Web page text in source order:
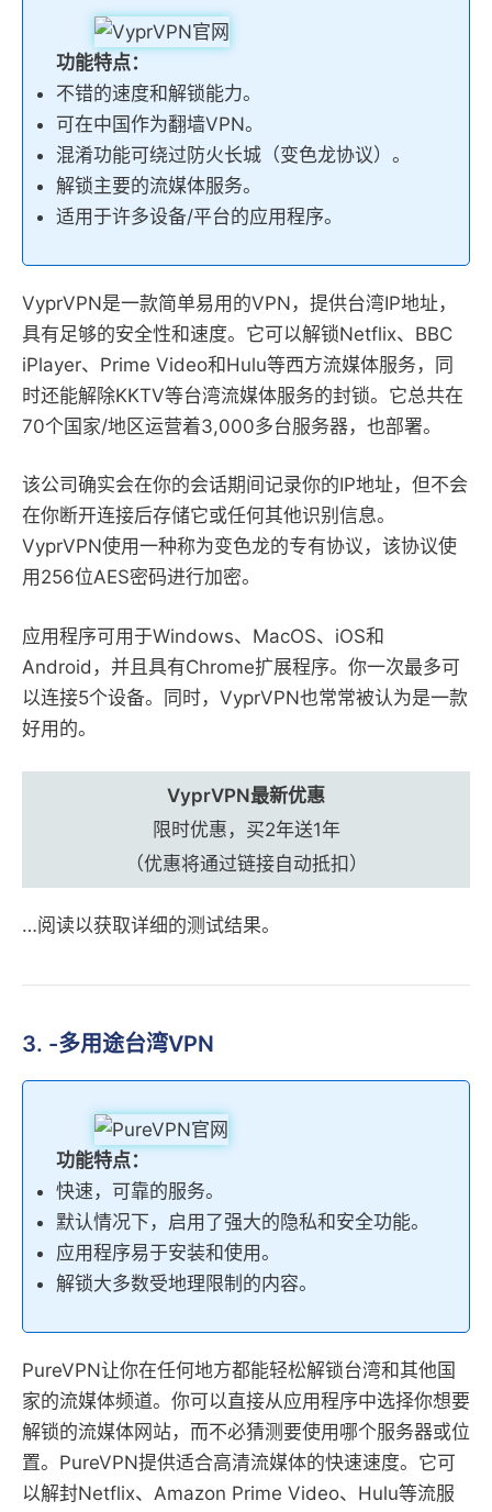
功能特点：
不错的速度和解锁能力。
可在中国作为翻墙VPN。
混淆功能可绕过防火长城（变色龙协议）。
解锁主要的流媒体服务。
适用于许多设备/平台的应用程序。
VyprVPN是一款简单易用的VPN，提供台湾IP地址，
具有足够的安全性和速度。它可以解锁Netflix、BBC
iPlayer、Prime Video和Hulu等西方流媒体服务，同
时还能解除KKTV等台湾流媒体服务的封锁。它总共在
70个国家/地区运营着3,000多台服务器，也部署。
该公司确实会在你的会话期间记录你的IP地址，但不会
在你断开连接后存储它或任何其他识别信息。
VyprVPN使用一种称为变色龙的专有协议，该协议使
用256位AES密码进行加密。
应用程序可用于Windows、MacOS、iOS和
Android，并且具有Chrome扩展程序。你一次最多可
以连接5个设备。同时，VyprVPN也常常被认为是一款
好用的。
VyprVPN最新优惠
限时优惠，买2年送1年
（优惠将通过链接自动抵扣）
…阅读以获取详细的测试结果。
3. -多用途台湾VPN
功能特点：
快速，可靠的服务。
默认情况下，启用了强大的隐私和安全功能。
应用程序易于安装和使用。
解锁大多数受地理限制的内容。
PureVPN让你在任何地方都能轻松解锁台湾和其他国
家的流媒体频道。你可以直接从应用程序中选择你想要
解锁的流媒体网站，而不必猜测要使用哪个服务器或位
置。PureVPN提供适合高清流媒体的快速速度。它可
以解封Netflix、Amazon Prime Video、Hulu等流服